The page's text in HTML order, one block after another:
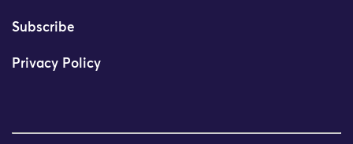
Subscribe
Privacy Policy